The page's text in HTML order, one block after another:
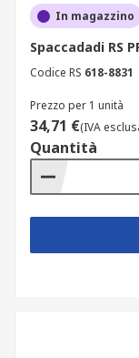
In magazzino
Spaccadadi RS
Codice RS 618-8831
Prezzo per 1 unità
34,71 €(IVA
Quantità